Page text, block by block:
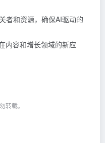
者和资源，确保AI驱动的
内容和增长领域的新应
转载。